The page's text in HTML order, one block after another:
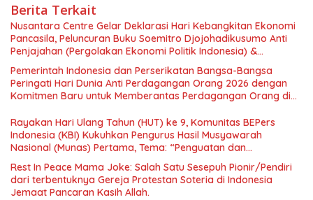
Berita Terkait
Nusantara Centre Gelar Deklarasi Hari Kebangkitan Ekonomi
Pancasila, Peluncuran Buku Soemitro Djojohadikusumo Anti
Penjajahan (Pergolakan Ekonomi Politik Indonesia) &
Simposium Nasional “Urgensi Undang-Undang Perekonomian
Nasional dan Kesejahteraan Sosial dalam Menata Bangsa
Menuju Indonesia Emas 2045”,
Pemerintah Indonesia dan Perserikatan Bangsa-Bangsa
Peringati Hari Dunia Anti Perdagangan Orang 2026 dengan
Komitmen Baru untuk Memberantas Perdagangan Orang di
Rayakan Hari Ulang Tahun (HUT) ke 9, Komunitas BEPers
Indonesia (KBI) Kukuhkan Pengurus Hasil Musyawarah
Nasional (Munas) Pertama, Tema: “Penguatan dan
Pengembangan Organisasi KBI yang Berbasis Riset di seluruh
Indonesia dan Mancanegara”.
Rest In Peace Mama Joke: Salah Satu Sesepuh Pionir/Pendiri
dari terbentuknya Gereja Protestan Soteria di Indonesia
Jemaat Pancaran Kasih Allah.